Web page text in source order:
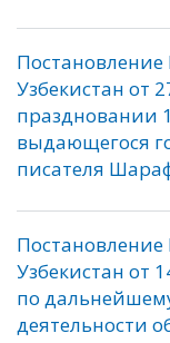
Узбекистан от
праздновании
выдающегося
писателя
Узбекистан от
по
деятельности